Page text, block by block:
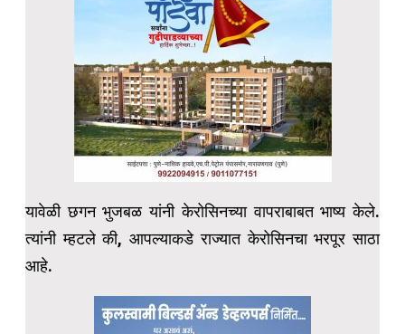
यावेळी छगन भुजबळ यांनी केरोसिनच्या वापराबाबत भाष्य केले.
त्यांनी म्हटले की, आपल्याकडे राज्यात केरोसिनचा भरपूर साठा
आहे.